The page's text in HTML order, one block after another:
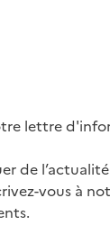
lettre
de
vous à